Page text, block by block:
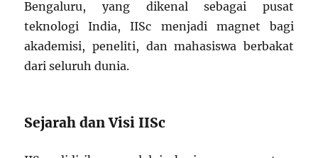
Bengaluru, yang dikenal sebagai pusat
teknologi India, IISc menjadi magnet bagi
akademisi, peneliti, dan mahasiswa berbakat
dari seluruh dunia.
Sejarah dan Visi IISc